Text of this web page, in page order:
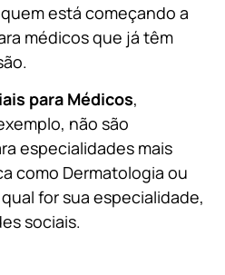
está começando a
médicos que já têm
para Médicos,
não são
especialidades mais
como Dermatologia ou
for sua especialidade,
sociais.